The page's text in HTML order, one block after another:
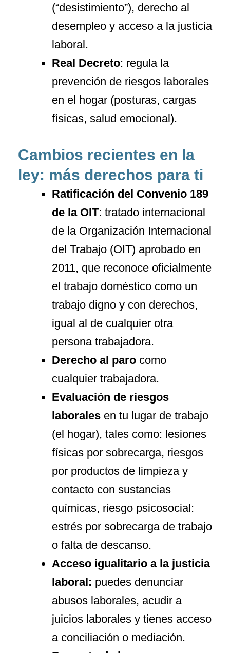
(“desistimiento”), derecho al
desempleo y acceso a la justicia
laboral.
Real Decreto: regula la
prevención de riesgos laborales
en el hogar (posturas, cargas
físicas, salud emocional).
Cambios recientes en la
ley: más derechos para ti
Ratificación del Convenio 189
de la OIT: tratado internacional
de la Organización Internacional
del Trabajo (OIT) aprobado en
2011, que reconoce oficialmente
el trabajo doméstico como un
trabajo digno y con derechos,
igual al de cualquier otra
persona trabajadora.
Derecho al paro como
cualquier trabajadora.
Evaluación de riesgos
laborales en tu lugar de trabajo
(el hogar), tales como: lesiones
físicas por sobrecarga, riesgos
por productos de limpieza y
contacto con sustancias
químicas, riesgo psicosocial:
estrés por sobrecarga de trabajo
o falta de descanso.
Acceso igualitario a la justicia
laboral: puedes denunciar
abusos laborales, acudir a
juicios laborales y tienes acceso
a conciliación o mediación.